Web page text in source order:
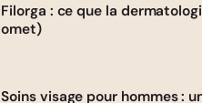
Filorga : ce que la
omet)
Soins visage pour hommes :